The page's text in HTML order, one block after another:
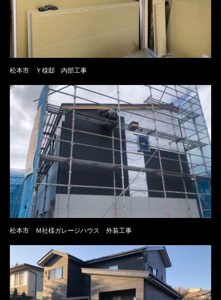
松本市 Ｙ様邸 内部工事
松本市 Ｍ社様ガレージハウス 外装工事